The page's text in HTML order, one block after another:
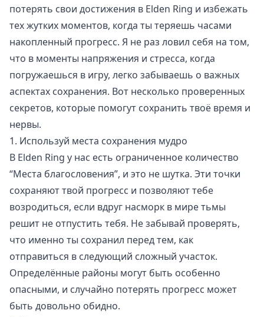
потерять свои достижения в Elden Ring и избежать
тех жутких моментов, когда ты теряешь часами
накопленный прогресс. Я не раз ловил себя на том,
что в моменты напряжения и стресса, когда
погружаешься в игру, легко забываешь о важных
аспектах сохранения. Вот несколько проверенных
секретов, которые помогут сохранить твоё время и
нервы.
1. Используй места сохранения мудро
В Elden Ring у нас есть ограниченное количество
“Места благословения”, и это не шутка. Эти точки
сохраняют твой прогресс и позволяют тебе
возродиться, если вдруг насморк в мире тьмы
решит не отпустить тебя. Не забывай проверять,
что именно ты сохранил перед тем, как
отправиться в следующий сложный участок.
Определённые районы могут быть особенно
опасными, и случайно потерять прогресс может
быть довольно обидно.